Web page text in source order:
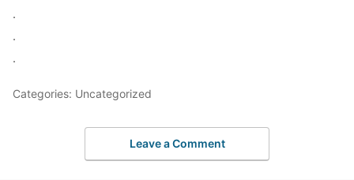
.
.
.
Categories: Uncategorized
Leave a Comment